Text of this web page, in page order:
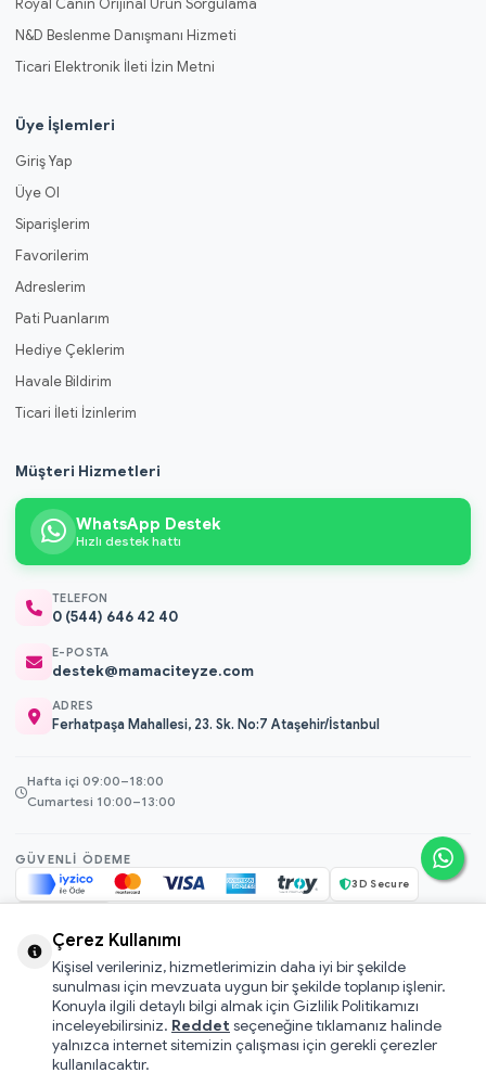
Royal Canin Orijinal Ürün Sorgulama
N&D Beslenme Danışmanı Hizmeti
Ticari Elektronik İleti İzin Metni
Üye İşlemleri
Giriş Yap
Üye Ol
Siparişlerim
Favorilerim
Adreslerim
Pati Puanlarım
Hediye Çeklerim
Havale Bildirim
Ticari İleti İzinlerim
Müşteri Hizmetleri
WhatsApp Destek
Hızlı destek hattı
TELEFON
0 (544) 646 42 40
E-POSTA
destek@mamaciteyze.com
ADRES
Ferhatpaşa Mahallesi, 23. Sk. No:7 Ataşehir/İstanbul
Hafta içi 09:00–18:00
Cumartesi 10:00–13:00
GÜVENLI ÖDEME
3D Secure
© 2026 Mamacı Teyze · Nurşen ve ekibi ile birlikte ile hazırlandı.
Mesafeli Satış Sözleşmesi
Pati Puan Kazanma Koşulları
Gizlilik ve Çerez Politikası
Çerez Kullanımı
Kişisel verileriniz, hizmetlerimizin daha iyi bir şekilde
sunulması için mevzuata uygun bir şekilde toplanıp işlenir.
Konuyla ilgili detaylı bilgi almak için Gizlilik Politikamızı
inceleyebilirsiniz. Reddet seçeneğine tıklamanız halinde
yalnızca internet sitemizin çalışması için gerekli çerezler
kullanılacaktır.